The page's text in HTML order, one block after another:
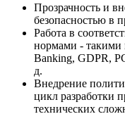
Прозрачность и
безопасностью в
Работа в
нормами - такими
Banking, GDPR,
д.
Внедрение
цикл разработки
технических